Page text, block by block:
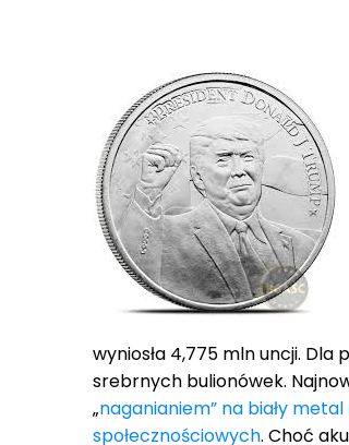
wyniosła 4,775 mln uncji.
srebrnych bulionówek.
„naganianiem” na biały
społecznościowych. Choć